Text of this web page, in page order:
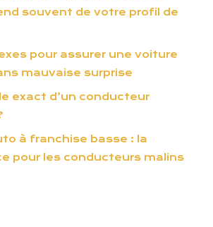
souvent de votre profil de
pour assurer une voiture
mauvaise surprise
exact d’un conducteur
à franchise basse : la
pour les conducteurs malins